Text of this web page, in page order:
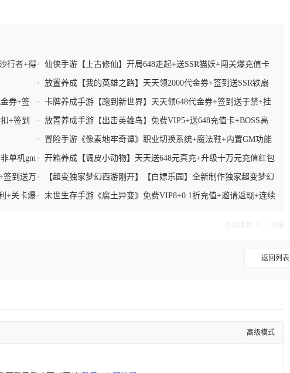
行者+得• 仙侠手游【上古修仙】开局648走起+送SSR猫妖+闯关爆充值卡
+UR幻化套装
• 放置养成【我的英雄之路】天天领2000代金券+签到送SSR铁扇
公主+哥特式暗黑童话+在线海
券+签
• 卡牌养成手游【跑到新世界】天天领648代金券+签到送于禁+挂
机海量豪礼+躺平玩法
+签到
• 放置养成手游【出击英雄岛】免费VIP5+送648充值卡+BOSS高
爆充值卡+签到疯狂大礼
• 冒险手游《像素地牢奇谭》职业切换系统+魔法鞋+内置GM功能
单机gm • 开箱养成【调皮小动物】天天送648元真充+升级十万元充值红包
+无数值膨胀
签到送万 •
【超变独家梦幻西游刚开】【白嫖乐园】全新制作独家超变梦幻
西游今日新开
+关卡爆 • 末世生存手游《腐土异变》免费VIP8+0.1折充值+邀请返现+连续
返回列表
高级模式